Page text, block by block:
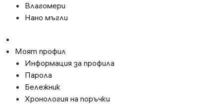
Влагомери
Нано мъгли
Моят профил
Информация за профила
Парола
Бележник
Хронология на поръчки